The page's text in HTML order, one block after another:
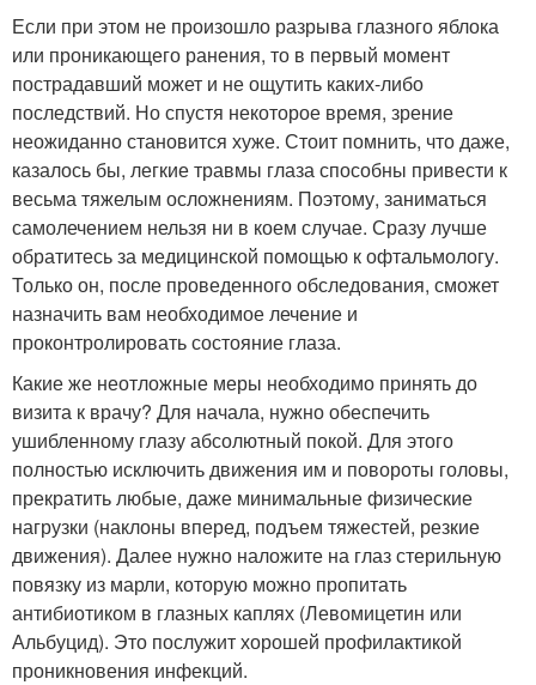
Если при этом не произошло разрыва глазного яблока
или проникающего ранения, то в первый момент
пострадавший может и не ощутить каких-либо
последствий. Но спустя некоторое время, зрение
неожиданно становится хуже. Стоит помнить, что даже,
казалось бы, легкие травмы глаза способны привести к
весьма тяжелым осложнениям. Поэтому, заниматься
самолечением нельзя ни в коем случае. Сразу лучше
обратитесь за медицинской помощью к офтальмологу.
Только он, после проведенного обследования, сможет
назначить вам необходимое лечение и
проконтролировать состояние глаза.
Какие же неотложные меры необходимо принять до
визита к врачу? Для начала, нужно обеспечить
ушибленному глазу абсолютный покой. Для этого
полностью исключить движения им и повороты головы,
прекратить любые, даже минимальные физические
нагрузки (наклоны вперед, подъем тяжестей, резкие
движения). Далее нужно наложите на глаз стерильную
повязку из марли, которую можно пропитать
антибиотиком в глазных каплях (Левомицетин или
Альбуцид). Это послужит хорошей профилактикой
проникновения инфекций.